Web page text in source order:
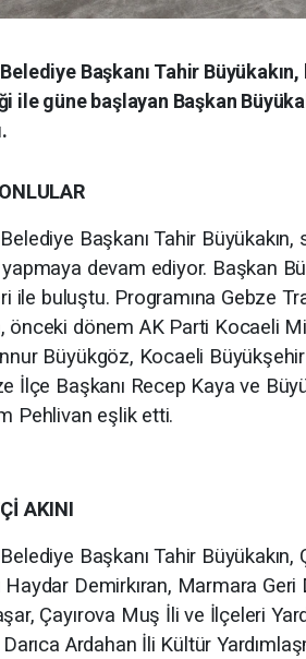
Başkanı Tahir Büyükakın,
ile güne başlayan Başkan
Başkanı Tahir
devam ediyor. Başkan
ile buluştu. Programına Gebze
önceki dönem AK Parti Kocaeli
Büyükgöz, Kocaeli
İlçe Başkanı Recep Kaya ve
Pehlivan eşlik etti.
AKINI
Başkanı Tahir Büyükakın,
Haydar Demirkıran, Marmara
Çayırova Muş İli ve İlçeleri
Darıca Ardahan İli Kültür